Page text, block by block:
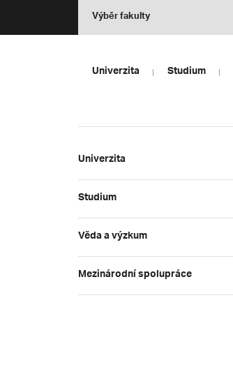
Výběr fakulty
Univerzita Studium
Univerzita
Studium
Věda a výzkum
Mezinárodní spolupráce